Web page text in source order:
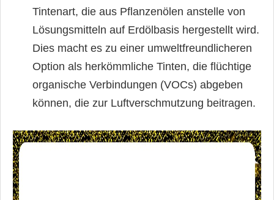
Tintenart, die aus Pflanzenölen anstelle von
Lösungsmitteln auf Erdölbasis hergestellt wird.
Dies macht es zu einer umweltfreundlicheren
Option als herkömmliche Tinten, die flüchtige
organische Verbindungen (VOCs) abgeben
können, die zur Luftverschmutzung beitragen.